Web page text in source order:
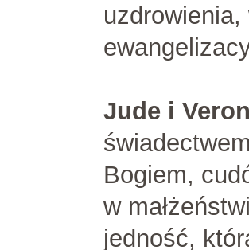
Jude i
Bogiem,
w
jedność,